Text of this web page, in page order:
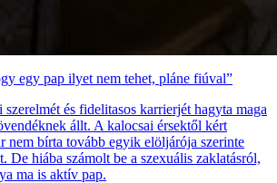
egy pap ilyet nem tehet, pláne fiúval”
és fidelitasos karrierjét hagyta maga
állt. A kalocsai érsektől kért
nem bírta tovább egyik elöljárója szerinte
De hiába számolt be a szexuális zaklatásról,
ma is aktív pap.